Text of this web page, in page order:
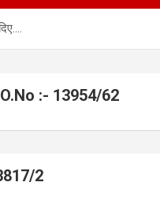
:- 13954/62
2